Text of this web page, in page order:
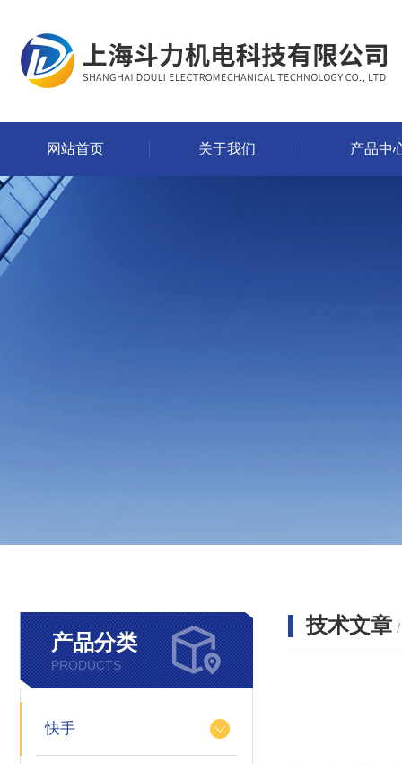
网站首页 关于我们 产品中
产品分类
PRODUCTS
快手
技术文章